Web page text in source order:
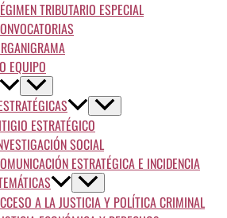
TRIBUTARIO ESPECIAL
EQUIPO
ESTRATÉGICO
SOCIAL
ESTRATÉGICA E INCIDENCIA
A LA JUSTICIA Y POLÍTICA CRIMINAL